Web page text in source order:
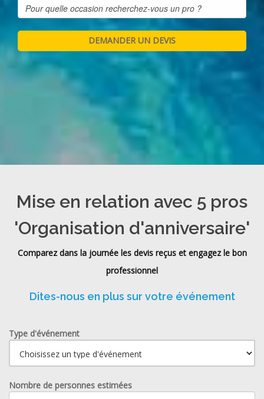
Mise en relation avec 5 pros
'Organisation d'anniversaire'
Comparez dans la journée les devis reçus et engagez le bon
professionnel
Dites-nous en plus sur votre événement
Type d'événement
Nombre de personnes estimées